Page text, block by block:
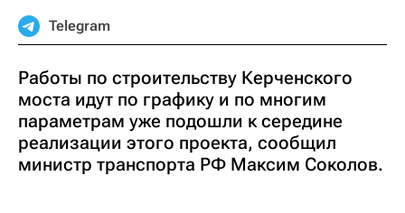
Telegram
Работы по строительству Керченского
моста идут по графику и по многим
параметрам уже подошли к середине
реализации этого проекта, сообщил
министр транспорта РФ Максим Соколов.